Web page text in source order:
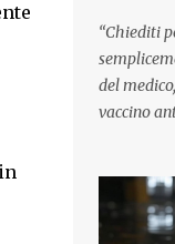
“Chiediti
del
vaccino
domanda
quella